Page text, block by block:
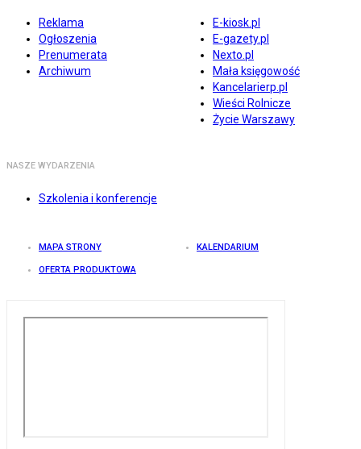
Reklama
Ogłoszenia
Prenumerata
Archiwum
E-kiosk.pl
E-gazety.pl
Nexto.pl
Mała księgowość
Kancelarierp.pl
Wieści Rolnicze
Życie Warszawy
NASZE WYDARZENIA
Szkolenia i konferencje
MAPA STRONY KALENDARIUM
OFERTA PRODUKTOWA